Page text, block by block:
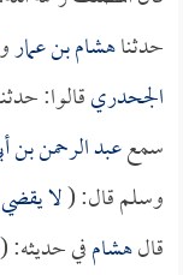
حدثناهشام بن عمارو
الجحدريقالوا:
سمععبد الرحمن بن
وسلم قال: (لا
قالهشامفي حديثه: (